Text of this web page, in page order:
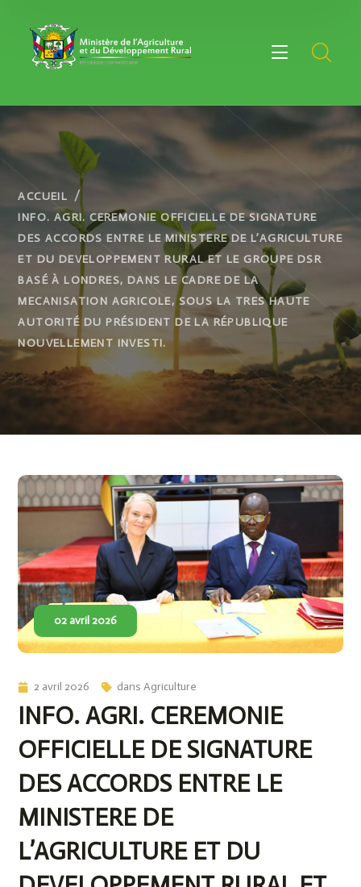
ACCUEIL
INFO. AGRI. CEREMONIE OFFICIELLE DE SIGNATURE
DES ACCORDS ENTRE LE MINISTERE DE L’AGRICULTURE
ET DU DEVELOPPEMENT RURAL ET LE GROUPE DSR
BASÉ À LONDRES, DANS LE CADRE DE LA
MECANISATION AGRICOLE, SOUS LA TRES HAUTE
AUTORITÉ DU PRÉSIDENT DE LA RÉPUBLIQUE
NOUVELLEMENT INVESTI.
02 avril 2026
2 avril 2026 dansAgriculture
INFO. AGRI. CEREMONIE
OFFICIELLE DE SIGNATURE
DES ACCORDS ENTRE LE
MINISTERE DE
L’AGRICULTURE ET DU